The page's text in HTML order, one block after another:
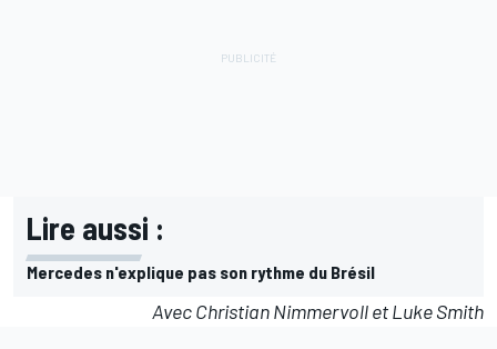
Lire aussi :
Mercedes n'explique pas son rythme du Brésil
Avec Christian Nimmervoll et Luke Smith